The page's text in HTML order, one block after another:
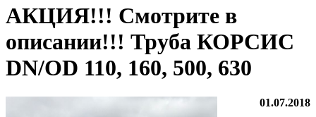
АКЦИЯ!!! Смотрите в
описании!!! Труба КОРСИС
DN/OD 110, 160, 500, 630
01.07.2018